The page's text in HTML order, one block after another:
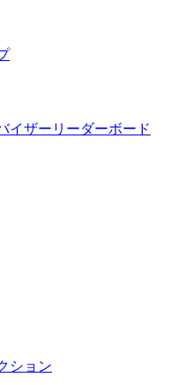
イザーリーダーボード
ション